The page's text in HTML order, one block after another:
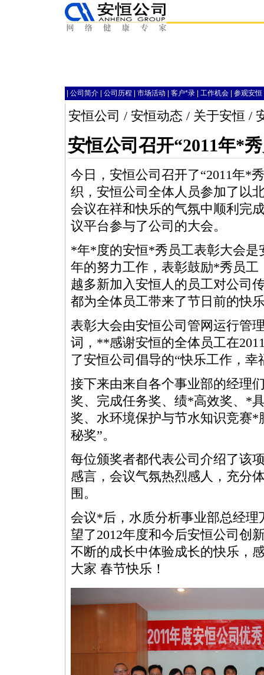
公司简介 公司历程 市场活动 客户*录 工作机会 参观安恒
安恒公司 / 安恒动态 / 关于安恒 /
安恒公司召开“2011年*
今日，安恒公司召开了“2011年*
织，安恒公司全体人员参加了以
会议在祥和快乐的气氛中顺利完
议平台参与了公司的大会。
*年*度的安恒*秀员工表彰大会是
年的努力工作，表彰鼓励*秀员工
越多新加入安恒人的员工对公司
都为全体员工带来了节日前的快
表彰大会由安恒公司管网运行管
词， **感谢安恒的全体员工在
了安恒公司倡导的“快乐工作，幸
接下来由来自各个事业部的经理
奖、完成任务奖、绩*高效奖、 *
奖、水环境保护与节水知识竞赛*
秘奖”。
每位颁奖者都代表公司介绍了该
感言，会议气氛热烈感人，充分
围。
会议*后，水质分析事业部总经
望了2012年度和今后安恒公司创
不断的成长中体验成长的快乐，
大家 春节快乐！